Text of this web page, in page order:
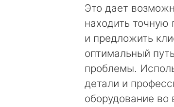
Это дает
находить точную
и предложить
оптимальный
проблемы.
детали и
оборудование во